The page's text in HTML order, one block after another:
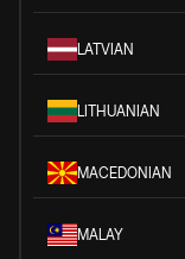
LATVIAN
LITHUANIAN
MACEDONIAN
MALAY